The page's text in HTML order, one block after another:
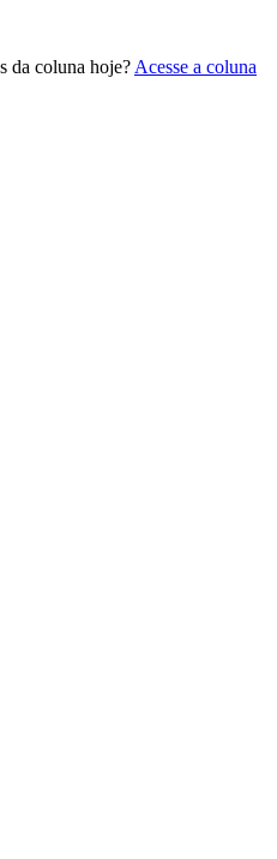
da coluna hoje? Acesse a coluna